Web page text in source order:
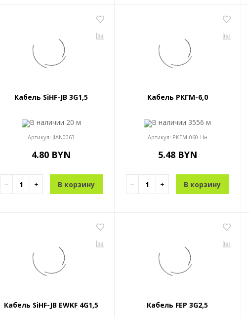
Кабель SiHF-JB 3G1,5
В наличии 20 м
Артикул: JIAN0063
4.80 BYN
− + В корзину
Кабель РКГМ-6,0
В наличии 3556 м
Артикул: РКГМ-060-Нн
5.48 BYN
− + В корзину
Кабель SiHF-JB EWKF 4G1,5 Кабель FEP 3G2,5